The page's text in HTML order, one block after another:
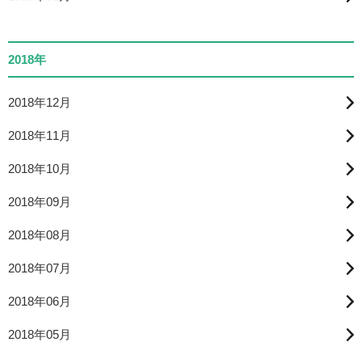
2018年
2018年12月
2018年11月
2018年10月
2018年09月
2018年08月
2018年07月
2018年06月
2018年05月